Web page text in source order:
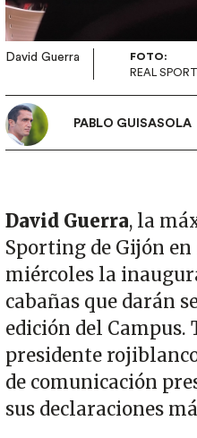
David Guerra
FOTO:
REAL
PABLO GUISASOLA
David Guerra, la
Sporting de Gijón
miércoles la
cabañas que darán
edición del Campus.
presidente
de comunicación
sus declaraciones